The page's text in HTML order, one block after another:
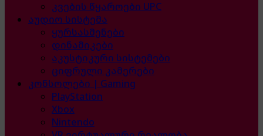
კვების წყაროები UPC
აუდიო სისტემა
ყურსასმენები
დინამიკები
აკუსტიკური სისტემები
ციფრული კამერები
კონსოლები | Gaming
PlayStation
Xbox
Nintendo